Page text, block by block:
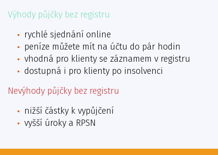
Výhody půjčky bez registru
rychlé sjednání online
peníze můžete mít na účtu do pár hodin
vhodná pro klienty se záznamem v registru
dostupná i pro klienty po insolvenci
Nevýhody půjčky bez registru
nižší částky k vypůjčení
vyšší úroky a RPSN